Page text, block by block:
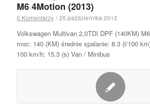
M6 4Motion (2013)
0 Komentarzy / 25 października 2012
Volkswagen Multivan 2,0TDI DPF (140KM)
moc: 140 (KM) średnie spalanie: 8.3 (l/100
100 km/h: 15.3 (s) Van / Minibus